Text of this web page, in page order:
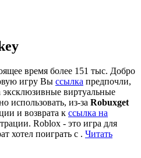
время более 151 тыс. Добро
игру Вы ссылка предпочли,
виртуальные
использовать, из-за Robuxget
и возврата к ссылка на
Roblox - это игра для
хотел поиграть с . Читать